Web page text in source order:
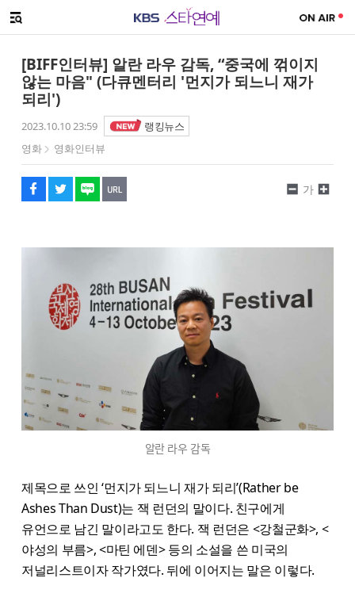
메뉴 열기
[BIFF인터뷰] 알란 라우 감독, “중국에 꺾이지
않는 마음" (다큐멘터리 '먼지가 되느니 재가
되리')
2023.10.10 23:59
랭킹뉴스
영화
영화인터뷰
페이스북
트위터
네이버
URL복사
글씨 작게보기
가
글씨 크게보기
알란 라우 감독
제목으로 쓰인 ‘먼지가 되느니 재가 되리’(Rather be
Ashes Than Dust)는 잭 런던의 말이다. 친구에게
유언으로 남긴 말이라고도 한다. 잭 런던은 <강철군화>, <
야성의 부름>, <마틴 에덴> 등의 소설을 쓴 미국의
저널리스트이자 작가였다. 뒤에 이어지는 말은 이렇다.
해시태그